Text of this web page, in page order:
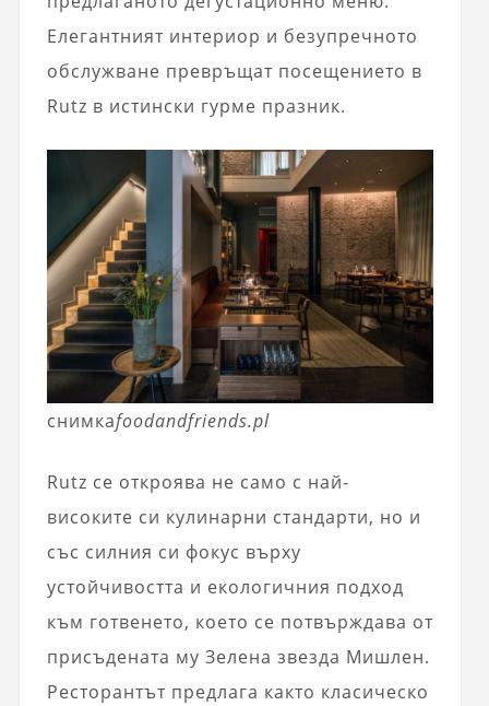
Елегантният интериор и безупречното
обслужване превръщат посещението в
Rutz в истински гурме празник.
снимкаfoodandfriends.pl
Rutz се откроява не само с най-
високите си кулинарни стандарти, но и
със силния си фокус върху
устойчивостта и екологичния подход
към готвенето, което се потвърждава от
присъдената му Зелена звезда Мишлен.
Ресторантът предлага както класическо